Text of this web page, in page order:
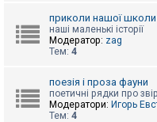
приколи нашої школи
наші маленькі історії
Модератор: zag
Тем: 4
поезія і проза фауни
поетичні рядки про
Модератори: Игорь
Тем: 4